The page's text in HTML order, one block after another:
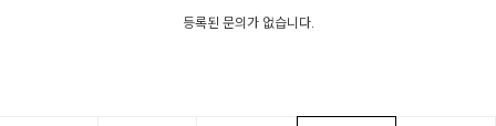
등록된 문의가 없습니다.